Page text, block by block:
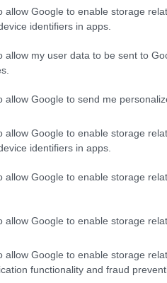
allow Google to enable storage
identifiers in apps.
allow my user data to be sent to
allow Google to send me
allow Google to enable storage
identifiers in apps.
allow Google to enable storage
allow Google to enable storage
allow Google to enable storage
functionality and fraud
hangulata – Jön a második